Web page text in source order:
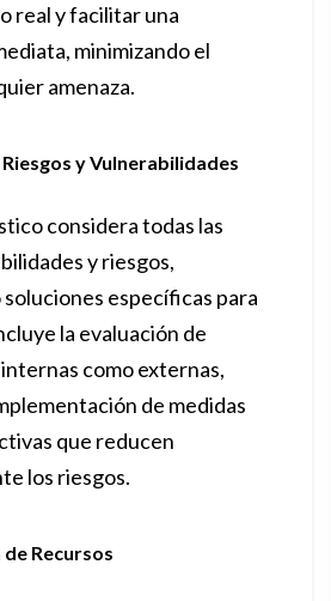
real y facilitar una
minimizando el
amenaza.
y Vulnerabilidades
considera todas las
y riesgos,
específicas para
la evaluación de
como externas,
de medidas
que reducen
los riesgos.
Recursos